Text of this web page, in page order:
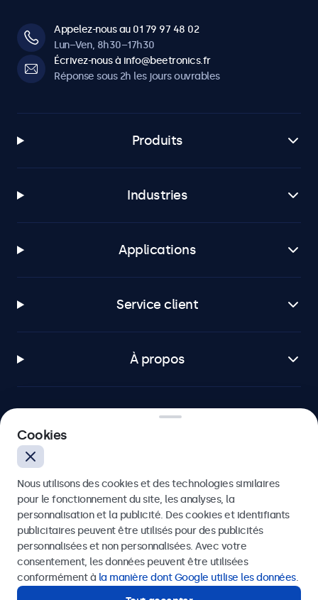
Appelez-nous au 01 79 97 48 02
Lun–Ven, 8h30–17h30
Écrivez-nous à info@beetronics.fr
Réponse sous 2h les jours ouvrables
Produits
Industries
Applications
Service client
À propos
75 Boulevard Haussmann, 75008 Paris, France
4.8/5 noté par 5000+ entreprises
Français
Cookies
Nous utilisons des cookies et des technologies similaires
pour le fonctionnement du site, les analyses, la
personnalisation et la publicité. Des cookies et identifiants
publicitaires peuvent être utilisés pour des publicités
personnalisées et non personnalisées. Avec votre
consentement, les données peuvent être utilisées
conformément à la manière dont Google utilise les données.